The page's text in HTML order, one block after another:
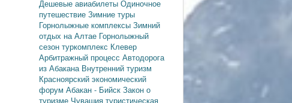
Дешевые авиабилеты Одиночное
путешествие Зимние туры
Горнолыжные комплексы Зимний
отдых на Алтае Горнолыжный
сезон туркомплекс Клевер
Арбитражный процесс Автодорога
из Абакана Внутренний туризм
Красноярский экономический
форум Абакан - Бийск Закон о
туризме Чувашия туристическая